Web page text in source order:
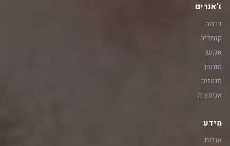
ז'אנרים
דרמה
קומדיה
אקשן
מותחן
פנטזיה
אנימציה
מידע
אודות